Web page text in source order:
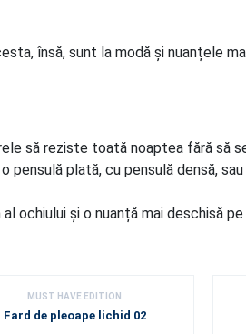
însă, sunt la modă și nuanțele
să reziste toată noaptea fără să
plată, cu pensulă densă,
ochiului și o nuanță mai deschisă
MUST HAVE EDITION
Fard de pleoape lichid 02